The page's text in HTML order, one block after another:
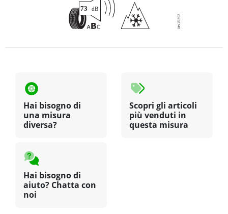
Hai bisogno di
una misura
diversa?
Scopri gli articoli
più venduti in
questa misura
Hai bisogno di
aiuto? Chatta con
noi